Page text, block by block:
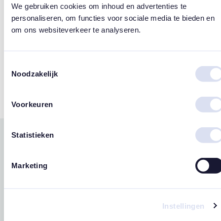
We gebruiken cookies om inhoud en advertenties te
personaliseren, om functies voor sociale media te bieden en
om ons websiteverkeer te analyseren.
Noodzakelijk
Voorkeuren
Statistieken
Marketing
Instellingen
Design
Susan Lordi
Merk
Willow Tree